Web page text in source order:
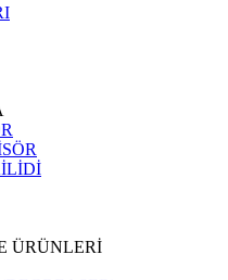
ÜRÜNLERİ